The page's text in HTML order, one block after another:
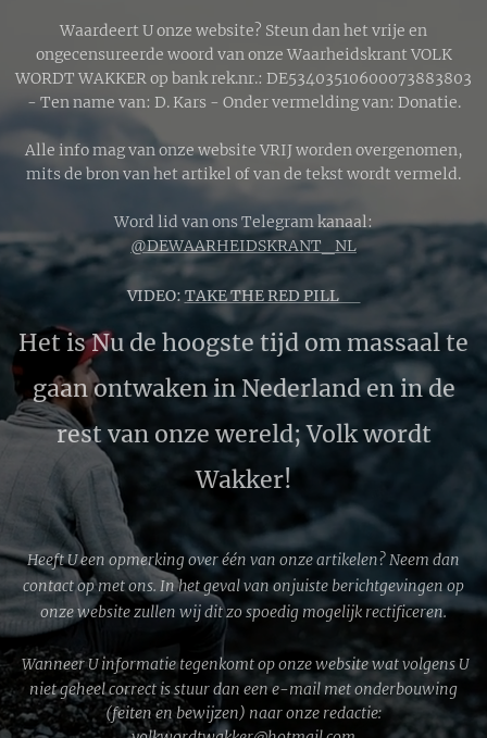
Waardeert U onze website? Steun dan het vrije en
ongecensureerde woord van onze Waarheidskrant VOLK
WORDT WAKKER op bank rek.nr.: DE53403510600073883803
- Ten name van: D. Kars - Onder vermelding van: Donatie.
Alle info mag van onze website VRIJ worden overgenomen,
mits de bron van het artikel of van de tekst wordt vermeld.
Word lid van ons Telegram kanaal:
@DEWAARHEIDSKRANT_NL
VIDEO: TAKE THE RED PILL 🔴
Het is Nu de hoogste tijd om massaal te
gaan ontwaken in Nederland en in de
rest van onze wereld; Volk wordt
Wakker!
Heeft U een opmerking over één van onze artikelen? Neem dan
contact op met ons. In het geval van onjuiste berichtgevingen op
onze website zullen wij dit zo spoedig mogelijk rectificeren.
Wanneer U informatie tegenkomt op onze website wat volgens U
niet geheel correct is stuur dan een e-mail met onderbouwing
(feiten en bewijzen) naar onze redactie: